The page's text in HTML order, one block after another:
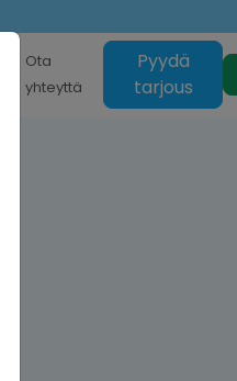
Ota
yhteyttä
Pyydä
tarjous